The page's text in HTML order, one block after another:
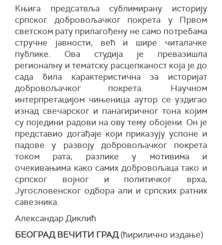
Књига предсатвља сублимирану историју
српског добровољачког покрета у Првом
светском рату прилагођену не само потребама
стручне јавности, већ и шире читалачке
публике. Ова студија је превазишла
регионалну и тематску расцепканост која је до
сада била карактеристична за историјат
добровољачког покрета. Научном
интерпретацијом чињеница аутор се уздигао
изнад свечарског и панагиричног тона којим
су поједини радови на ову тему обојени. Он је
представио догађаје који приказују успоне и
падове у развоју добровољачког покрета
током рата, разлике у мотивима и
очекивањима како самих добровољаца тако и
српског војног и политичког врха,
Југословенског одбора али и српских ратних
савезника.
Александар Диклић
БЕОГРАД ВЕЧИТИ ГРАД(ћирилично издање)